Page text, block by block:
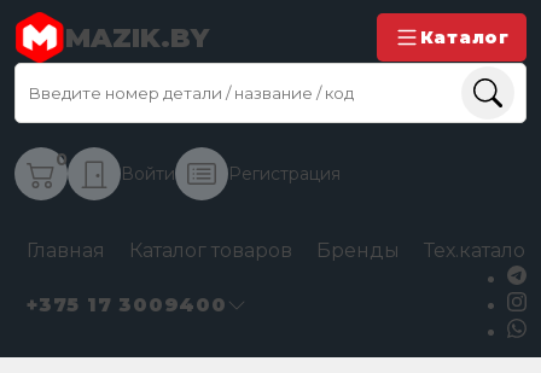
MAZIK.BY Каталог
0
Войти Регистрация
Главная Каталог товаров Бренды
+375 17 3009400